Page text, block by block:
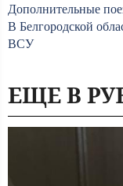
Дополнительные
В Белгородской
ВСУ
ЕЩЕ В